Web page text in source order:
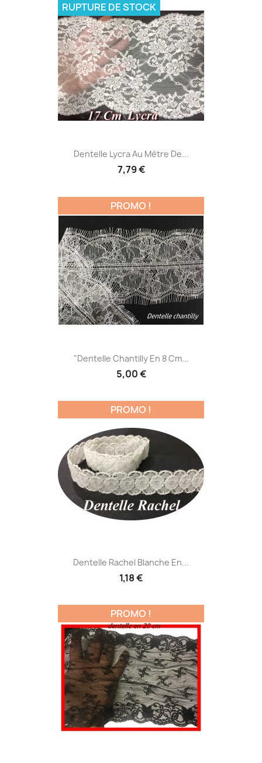
Dentelle Lycra Au Mètre De...
7,79 €
RUPTURE DE STOCK
"Dentelle Chantilly En 8 Cm...
5,00 €
PROMO !
Dentelle Rachel Blanche En...
1,18 €
PROMO !
PROMO !